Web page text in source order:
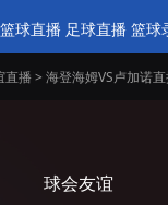
篮球直播 足球直播 篮球
直播> 海登海姆VS卢加诺
球会友谊